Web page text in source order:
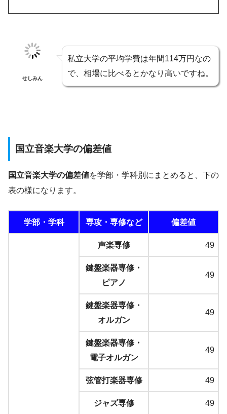
せしみん
私立大学の平均学費は年間114万円なの
で、相場に比べるとかなり高いですね。
国立音楽大学の偏差値
国立音楽大学の偏差値を学部・学科別にまとめると、下の
表の様になります。
学部・学科 専攻・専修など 偏差値
声楽専修 49
鍵盤楽器専修・
ピアノ
49
鍵盤楽器専修・
オルガン
49
鍵盤楽器専修・
電子オルガン
49
弦管打楽器専修 49
ジャズ専修 49